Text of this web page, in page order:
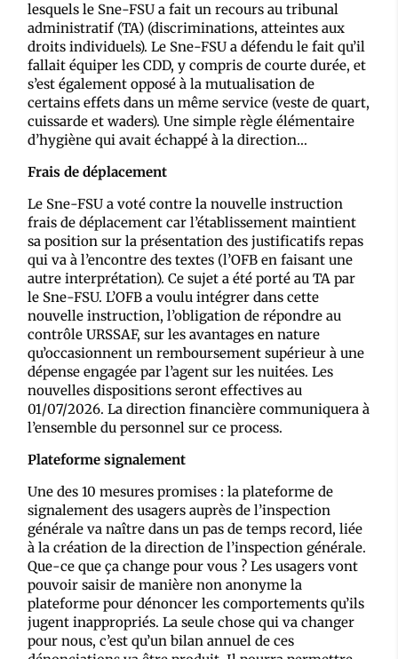
lesquels le Sne-FSU a fait un recours au tribunal
administratif (TA) (discriminations, atteintes aux
droits individuels). Le Sne-FSU a défendu le fait qu’il
fallait équiper les CDD, y compris de courte durée, et
s’est également opposé à la mutualisation de
certains effets dans un même service (veste de quart,
cuissarde et waders). Une simple règle élémentaire
d’hygiène qui avait échappé à la direction…
Frais de déplacement
Le Sne-FSU a voté contre la nouvelle instruction
frais de déplacement car l’établissement maintient
sa position sur la présentation des justificatifs repas
qui va à l’encontre des textes (l’OFB en faisant une
autre interprétation). Ce sujet a été porté au TA par
le Sne-FSU. L’OFB a voulu intégrer dans cette
nouvelle instruction, l’obligation de répondre au
contrôle URSSAF, sur les avantages en nature
qu’occasionnent un remboursement supérieur à une
dépense engagée par l’agent sur les nuitées. Les
nouvelles dispositions seront effectives au
01/07/2026. La direction financière communiquera à
l’ensemble du personnel sur ce process.
Plateforme signalement
Une des 10 mesures promises : la plateforme de
signalement des usagers auprès de l’inspection
générale va naître dans un pas de temps record, liée
à la création de la direction de l’inspection générale.
Que-ce que ça change pour vous ? Les usagers vont
pouvoir saisir de manière non anonyme la
plateforme pour dénoncer les comportements qu’ils
jugent inappropriés. La seule chose qui va changer
pour nous, c’est qu’un bilan annuel de ces